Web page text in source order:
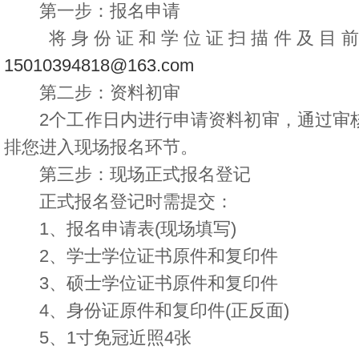
第一步：报名申请
将身份证和学位证扫描件及目前
15010394818@163.com
第二步：资料初审
2个工作日内进行申请资料初审，通过审
排您进入现场报名环节。
第三步：现场正式报名登记
正式报名登记时需提交：
1、报名申请表(现场填写)
2、学士学位证书原件和复印件
3、硕士学位证书原件和复印件
4、身份证原件和复印件(正反面)
5、1寸免冠近照4张